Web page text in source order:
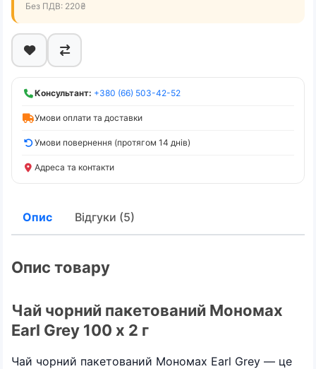
Без ПДВ: 220₴
Консультант: +380 (66) 503-42-52
Умови оплати та доставки
Умови повернення (протягом 14 днів)
Адреса та контакти
Опис Відгуки (5)
Опис товару
Чай чорний пакетований Мономах
Earl Grey 100 х 2 г
Чай чорний пакетований Мономах Earl Grey — це